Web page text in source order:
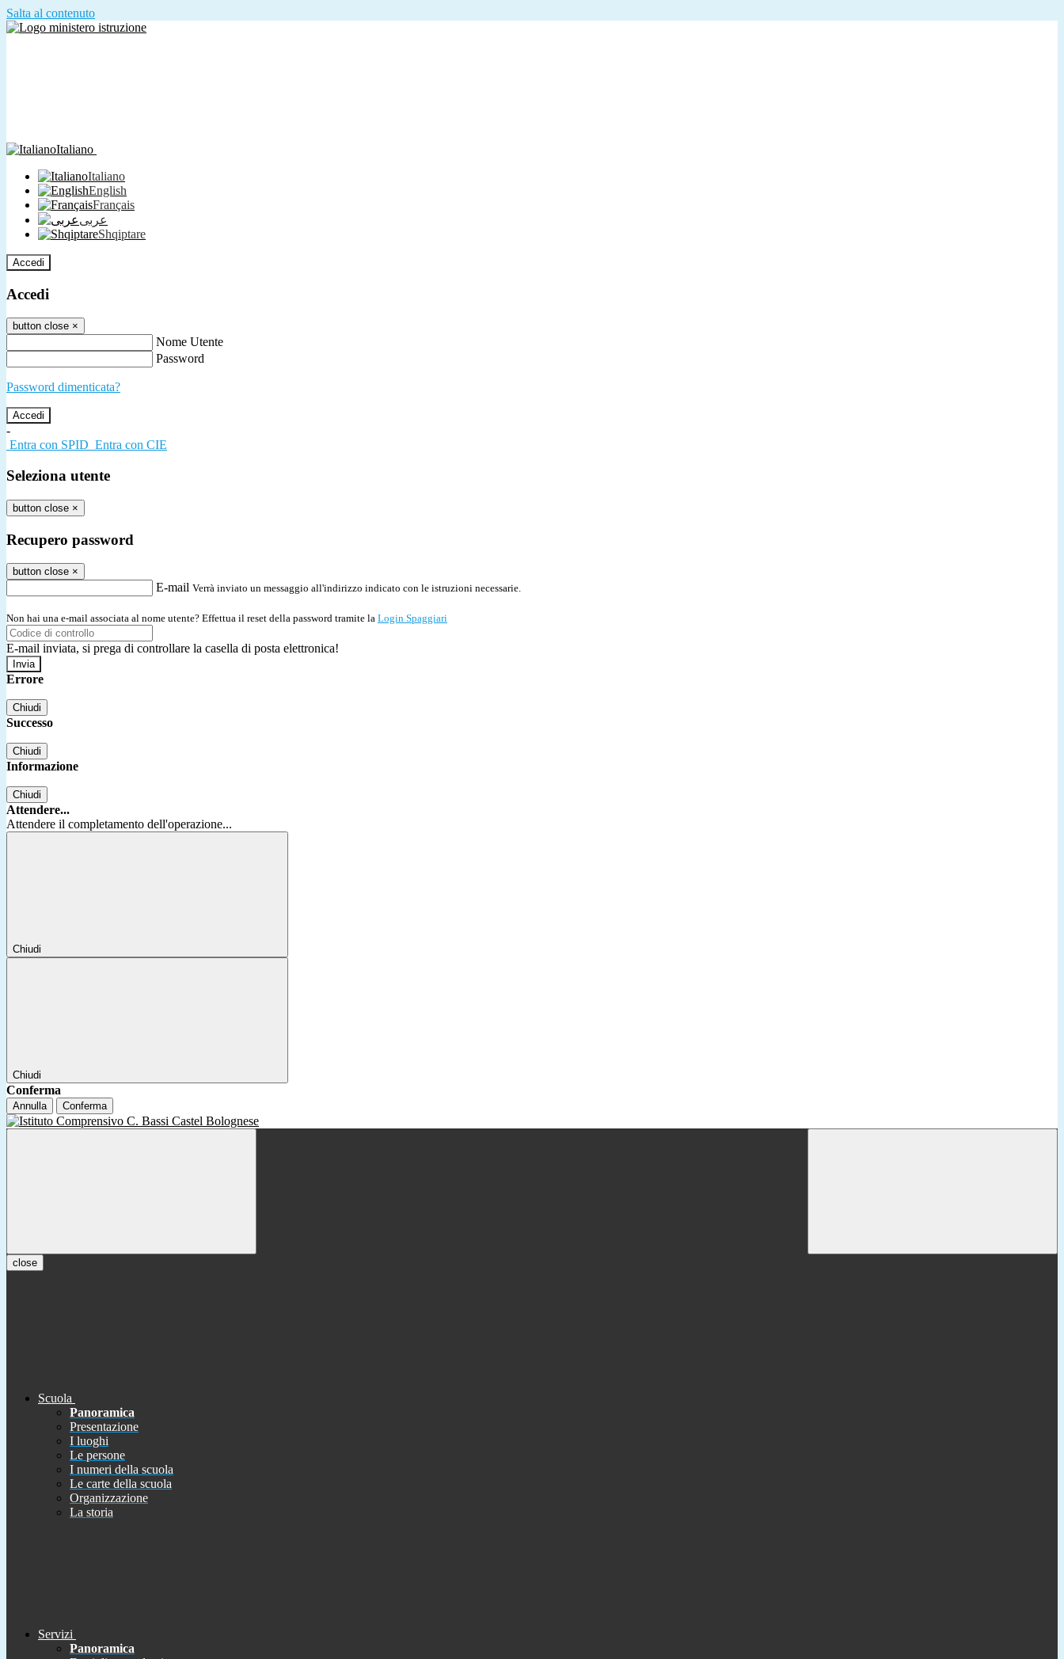
Salta al contenuto
Italiano
Italiano
English
Français
عربى
Shqiptare
Accedi
Accedi
button close ×
Nome Utente
Password
Password dimenticata?
-
Entra con SPID Entra con CIE
Seleziona utente
button close ×
Recupero password
button close ×
E-mail Verrà inviato un messaggio all'indirizzo indicato con le istruzioni necessarie.
Non hai una e-mail associata al nome utente? Effettua il reset della password tramite la Login Spaggiari
E-mail inviata, si prega di controllare la casella di posta elettronica!
Errore
Chiudi
Successo
Chiudi
Informazione
Chiudi
Attendere...
Attendere il completamento dell'operazione...
Chiudi
Chiudi
Conferma
Annulla Conferma
close
Scuola
Panoramica
Presentazione
I luoghi
Le persone
I numeri della scuola
Le carte della scuola
Organizzazione
La storia
Servizi
Panoramica